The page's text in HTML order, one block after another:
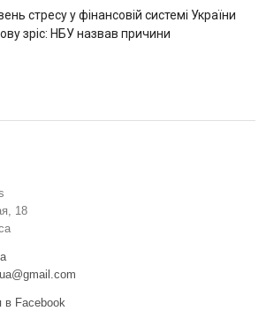
стресу у фінансовій системі України
зріс: НБУ назвав причини
18
в Facebook